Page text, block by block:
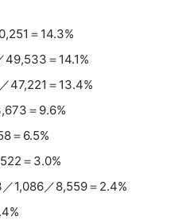
＝14.3%
＝14.1%
47,221＝13.4%
＝9.6%
＝6.5%
＝3.0%
1,086／8,559＝2.4%